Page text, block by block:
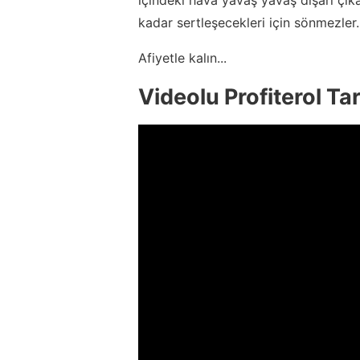
kadar sertleşecekleri için sönmezler.
Afiyetle kalın...
Videolu Profiterol